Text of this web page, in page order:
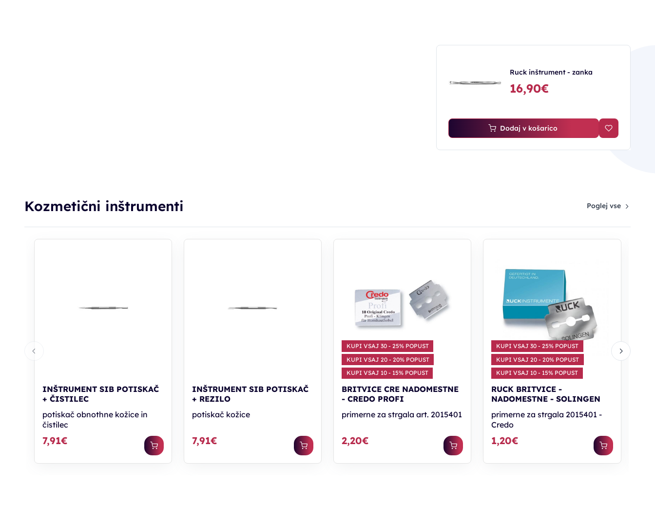
Ruck inštrument - zanka
16,90€
Dodaj v košarico
Kozmetični inštrumenti Poglej vse
INŠTRUMENT SIB POTISKAČ
+ ČISTILEC
potiskač obnothne kožice in
čistilec
7,91€
INŠTRUMENT SIB POTISKAČ
+ REZILO
potiskač kožice
7,91€
KUPI VSAJ 30 - 25% POPUST
KUPI VSAJ 20 - 20% POPUST
KUPI VSAJ 10 - 15% POPUST
BRITVICE CRE NADOMESTNE
- CREDO PROFI
primerne za strgala art. 2015401
2,20€
KUPI VSAJ 30 - 25% POPUST
KUPI VSAJ 20 - 20% POPUST
KUPI VSAJ 10 - 15% POPUST
RUCK BRITVICE -
NADOMESTNE - SOLINGEN
primerne za strgala 2015401 -
Credo
1,20€